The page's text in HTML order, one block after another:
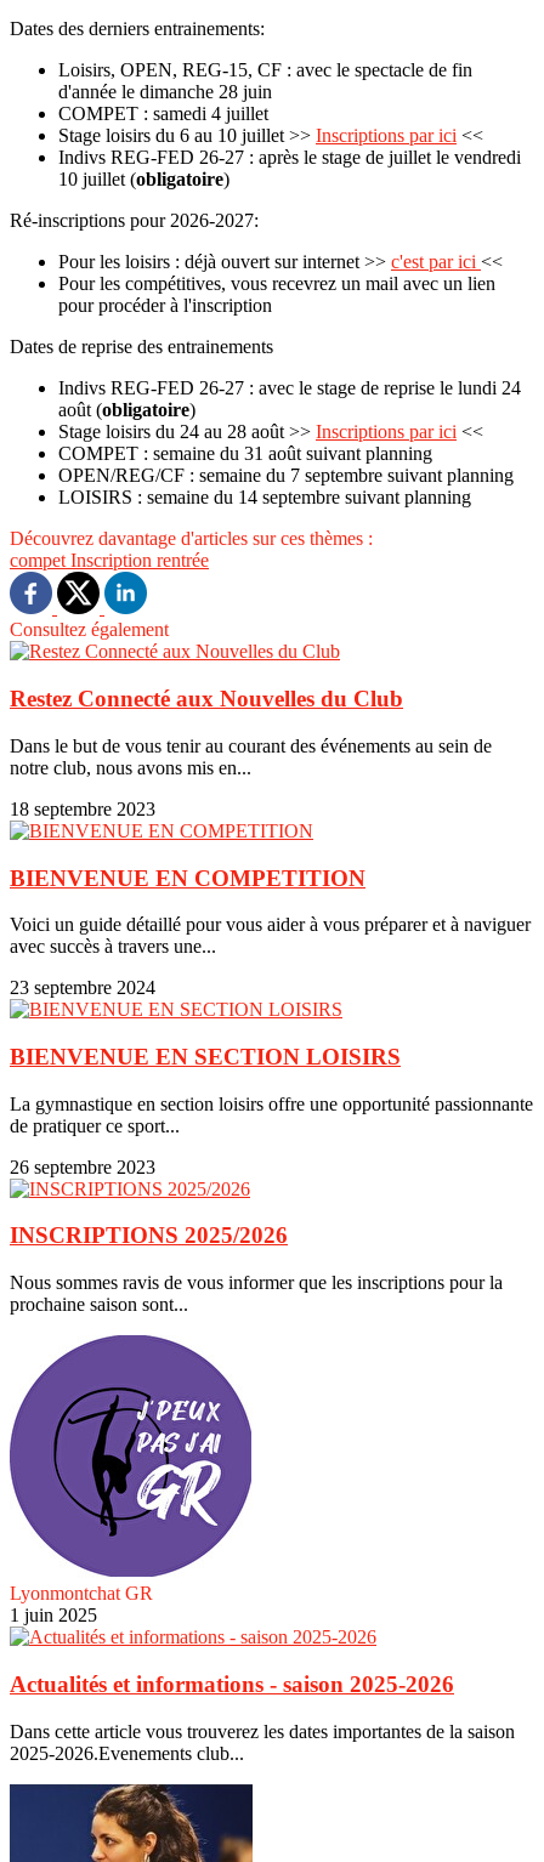
Dates des derniers entrainements:
Loisirs, OPEN, REG-15, CF : avec le spectacle de fin
d'année le dimanche 28 juin
COMPET : samedi 4 juillet
Stage loisirs du 6 au 10 juillet >> Inscriptions par ici <<
Indivs REG-FED 26-27 : après le stage de juillet le vendredi
10 juillet (obligatoire)
Ré-inscriptions pour 2026-2027:
Pour les loisirs : déjà ouvert sur internet >> c'est par ici <<
Pour les compétitives, vous recevrez un mail avec un lien
pour procéder à l'inscription
Dates de reprise des entrainements
Indivs REG-FED 26-27 : avec le stage de reprise le lundi 24
août (obligatoire)
Stage loisirs du 24 au 28 août >> Inscriptions par ici <<
COMPET : semaine du 31 août suivant planning
OPEN/REG/CF : semaine du 7 septembre suivant planning
LOISIRS : semaine du 14 septembre suivant planning
Découvrez davantage d'articles sur ces thèmes :
competInscription rentrée
Consultez également
Restez Connecté aux Nouvelles du Club
Dans le but de vous tenir au courant des événements au sein de
notre club, nous avons mis en...
18 septembre 2023
BIENVENUE EN COMPETITION
Voici un guide détaillé pour vous aider à vous préparer et à naviguer
avec succès à travers une...
23 septembre 2024
BIENVENUE EN SECTION LOISIRS
La gymnastique en section loisirs offre une opportunité passionnante
de pratiquer ce sport...
26 septembre 2023
INSCRIPTIONS 2025/2026
Nous sommes ravis de vous informer que les inscriptions pour la
prochaine saison sont...
Lyonmontchat GR
1 juin 2025
Actualités et informations - saison 2025-2026
Dans cette article vous trouverez les dates importantes de la saison
2025-2026.Evenements club...